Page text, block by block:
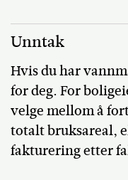
Unntak
Hvis du har
for deg. For
velge mellom å
totalt bruksareal,
fakturering etter